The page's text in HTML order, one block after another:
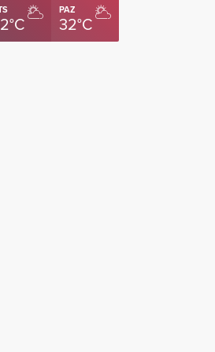
PAZ
32°C